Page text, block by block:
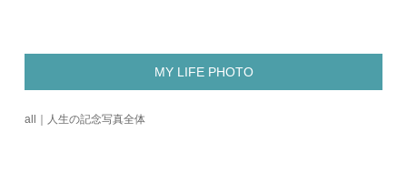
MY LIFE PHOTO
all｜人生の記念写真全体